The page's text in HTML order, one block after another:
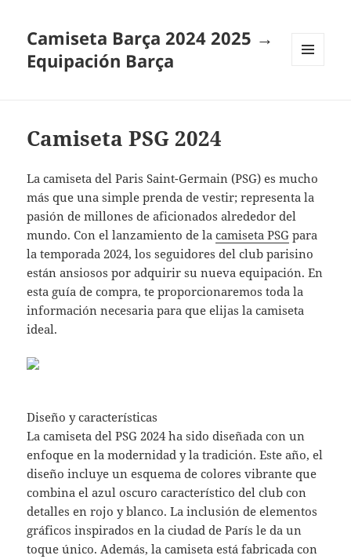
Camiseta Barça 2024 2025 →
Equipación Barça
Camiseta PSG 2024
La camiseta del Paris Saint-Germain (PSG) es mucho
más que una simple prenda de vestir; representa la
pasión de millones de aficionados alrededor del
mundo. Con el lanzamiento de lacamiseta PSG para
la temporada 2024, los seguidores del club parisino
están ansiosos por adquirir su nueva equipación. En
esta guía de compra, te proporcionaremos toda la
información necesaria para que elijas la camiseta
ideal.
Diseño y características
La camiseta del PSG 2024 ha sido diseñada con un
enfoque en la modernidad y la tradición. Este año, el
diseño incluye un esquema de colores vibrante que
combina el azul oscuro característico del club con
detalles en rojo y blanco. La inclusión de elementos
gráficos inspirados en la ciudad de París le da un
toque único. Además, la camiseta está fabricada con